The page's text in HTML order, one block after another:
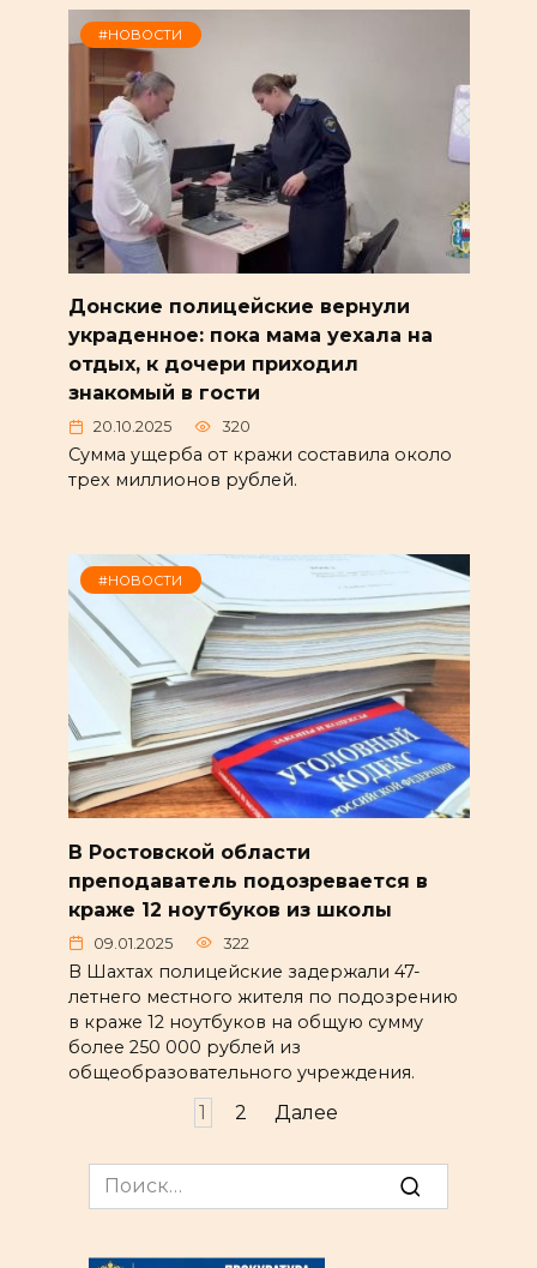
#НОВОСТИ
Донские полицейские вернули
украденное: пока мама уехала на
отдых, к дочери приходил
знакомый в гости
20.10.2025 320
Сумма ущерба от кражи составила около
трех миллионов рублей.
#НОВОСТИ
В Ростовской области
преподаватель подозревается в
краже 12 ноутбуков из школы
09.01.2025 322
В Шахтах полицейские задержали 47-
летнего местного жителя по подозрению
в краже 12 ноутбуков на общую сумму
более 250 000 рублей из
общеобразовательного учреждения.
1 2 Далее
Search
for: